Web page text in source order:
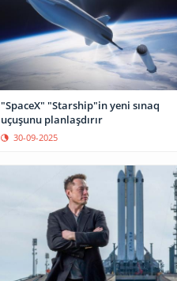
"SpaceX" "Starship"in yeni sınaq
uçuşunu planlaşdırır
30-09-2025